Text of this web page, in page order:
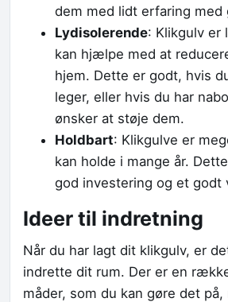
dem med lidt erfaring
Lydisolerende: Klikgulv er
kan hjælpe med at
hjem. Dette er godt, hvis
leger, eller hvis du har
ønsker at støje dem.
Holdbart: Klikgulve er
kan holde i mange år.
god investering og et godt
Ideer til indretning
Når du har lagt dit klikgulv, er
indrette dit rum. Der er en
måder, som du kan gøre det